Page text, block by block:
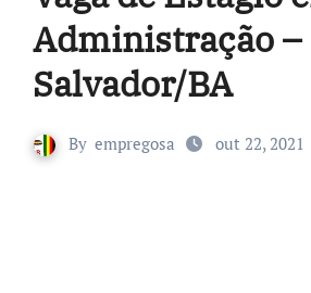
Administração –
Salvador/BA
By empregosa out 22, 2021